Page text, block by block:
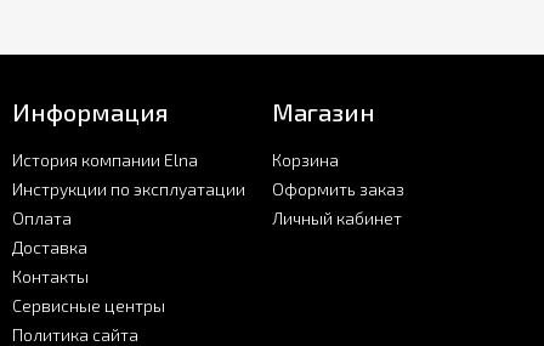
Информация
История компании Elna
Инструкции по эксплуатации
Оплата
Доставка
Контакты
Сервисные центры
Политика сайта
Магазин
Корзина
Оформить заказ
Личный кабинет